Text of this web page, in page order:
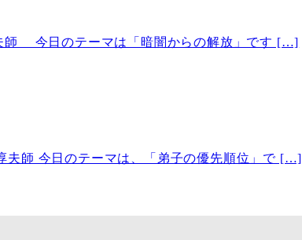
師 今日のテーマは「暗闇からの解放」です […]
夫師 今日のテーマは、「弟子の優先順位」で […]